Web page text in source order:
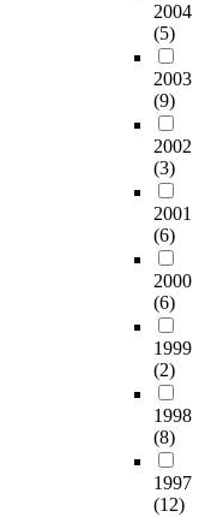
2004
(5)
2003
(9)
2002
(3)
2001
(6)
2000
(6)
1999
(2)
1998
(8)
1997
(12)